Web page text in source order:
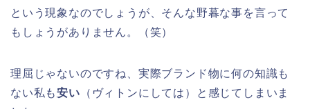
という現象なのでしょうが、そんな野暮な事を言って
もしょうがありません。（笑）
理屈じゃないのですね、実際ブランド物に何の知識も
ない私も安い （ヴィトンにしては）と感じてしまいま